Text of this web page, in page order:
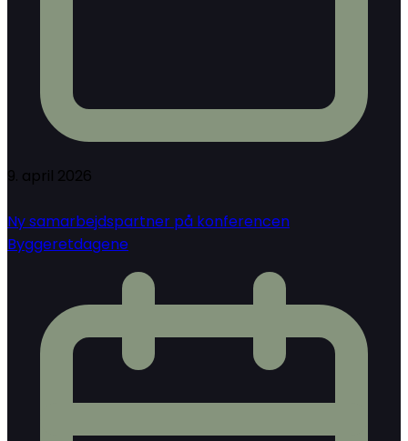
9. april 2026
Ny samarbejdspartner på konferencen
Byggeretdagene